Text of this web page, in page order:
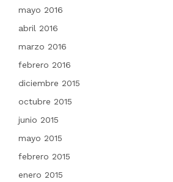
mayo 2016
abril 2016
marzo 2016
febrero 2016
diciembre 2015
octubre 2015
junio 2015
mayo 2015
febrero 2015
enero 2015